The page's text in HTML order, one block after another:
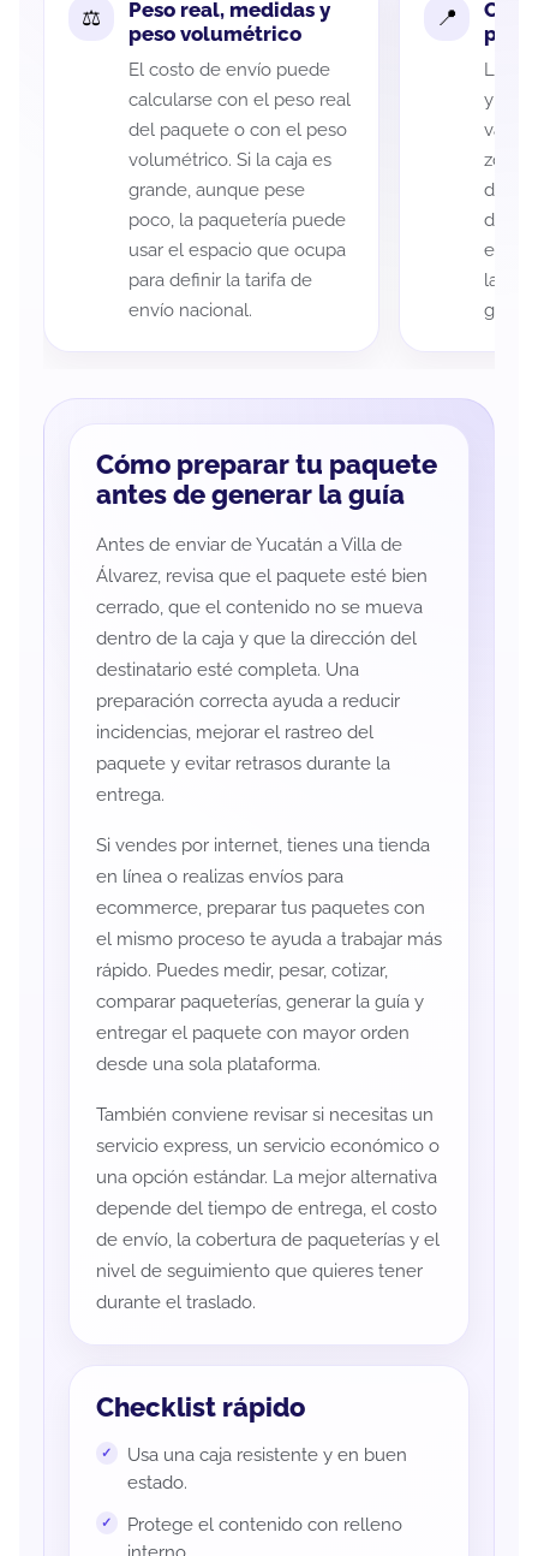
Peso real, medidas y
peso volumétrico
El costo de envío puede
calcularse con el peso real
del paquete o con el peso
volumétrico. Si la caja es
grande, aunque pese
poco, la paquetería puede
usar el espacio que ocupa
para definir la tarifa de
envío nacional.
La
y Villa
variar
zona
de
de
eso
la
guía
Cómo preparar tu paquete
antes de generar la guía
Antes de enviar de Yucatán a Villa de
Álvarez, revisa que el paquete esté bien
cerrado, que el contenido no se mueva
dentro de la caja y que la dirección del
destinatario esté completa. Una
preparación correcta ayuda a reducir
incidencias, mejorar el rastreo del
paquete y evitar retrasos durante la
entrega.
Si vendes por internet, tienes una tienda
en línea o realizas envíos para
ecommerce, preparar tus paquetes con
el mismo proceso te ayuda a trabajar más
rápido. Puedes medir, pesar, cotizar,
comparar paqueterías, generar la guía y
entregar el paquete con mayor orden
desde una sola plataforma.
También conviene revisar si necesitas un
servicio express, un servicio económico o
una opción estándar. La mejor alternativa
depende del tiempo de entrega, el costo
de envío, la cobertura de paqueterías y el
nivel de seguimiento que quieres tener
durante el traslado.
Checklist rápido
Usa una caja resistente y en buen
estado.
Protege el contenido con relleno